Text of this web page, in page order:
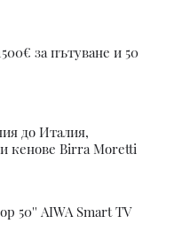
за пътуване и 50
до Италия,
кенове Birra Moretti
50'' AIWA Smart TV